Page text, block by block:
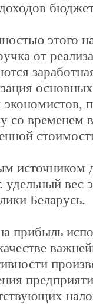
этого
от
со временем
источником
удельный
Беларусь.
прибыль